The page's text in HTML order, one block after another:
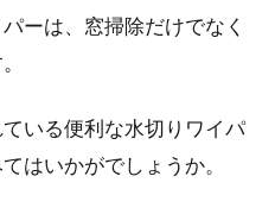
ーは、窓掃除だけでなく
いる便利な水切りワイパ
はいかがでしょうか。